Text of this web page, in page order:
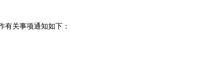
关事项通知如下：